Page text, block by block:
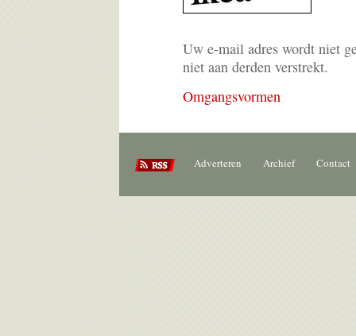
Uw e-mail adres wordt niet
niet aan derden verstrekt.
Omgangsvormen
Adverteren Archief Contact